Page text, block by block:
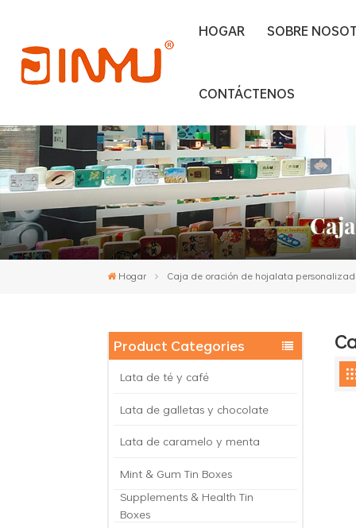
HOGAR SOBRE
CONTÁCTENOS
Hogar Caja de oración de hojalata
Product Categories
Lata de té y café
Lata de galletas y chocolate
Lata de caramelo y menta
Mint & Gum Tin Boxes
Supplements & Health Tin
Boxes